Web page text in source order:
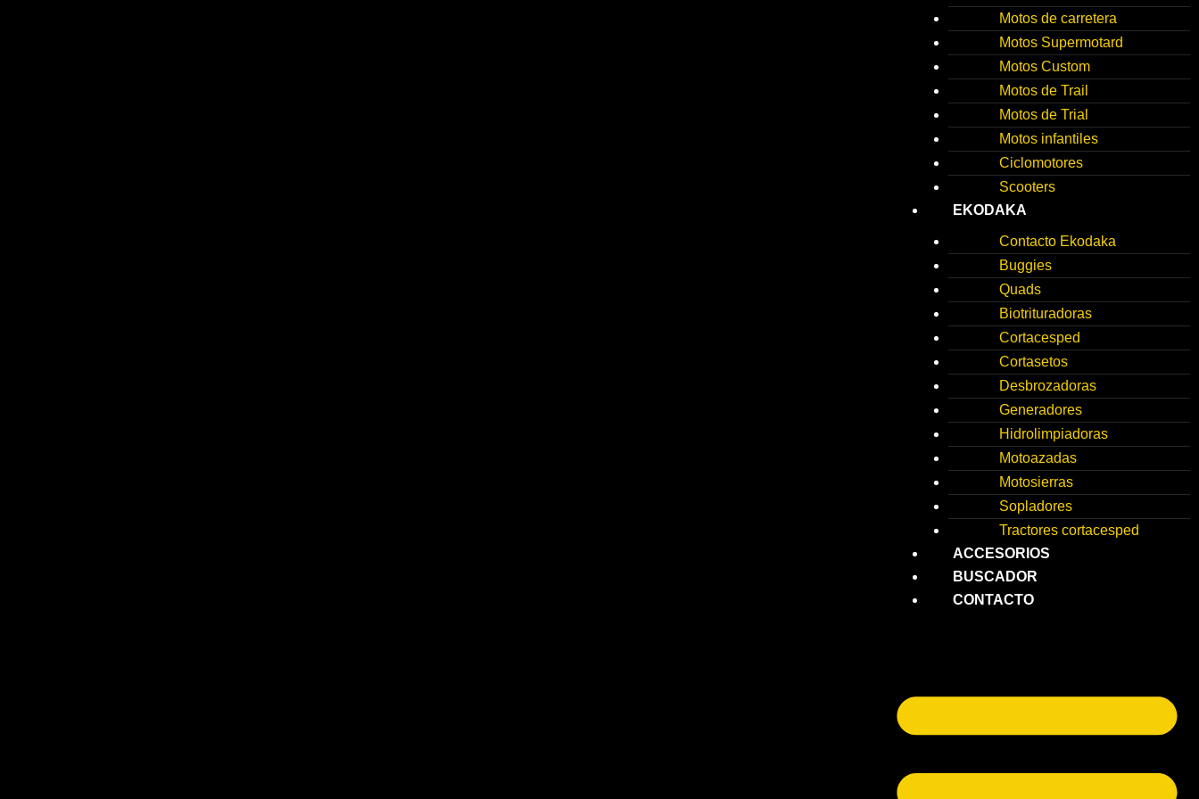
Motos de carretera
Motos Supermotard
Motos Custom
Motos de Trail
Motos de Trial
Motos infantiles
Ciclomotores
Scooters
EKODAKA
Contacto Ekodaka
Buggies
Quads
Biotrituradoras
Cortacesped
Cortasetos
Desbrozadoras
Generadores
Hidrolimpiadoras
Motoazadas
Motosierras
Sopladores
Tractores cortacesped
ACCESORIOS
BUSCADOR
CONTACTO